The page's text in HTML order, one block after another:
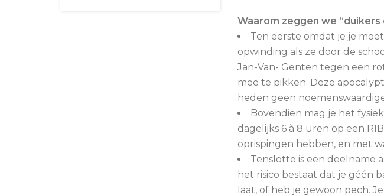
Waarom zeggen we “duikers
Ten eerste omdat je je
opwinding als ze door de
Jan-Van- Genten tegen een
mee te pikken. Deze
heden geen
Bovendien mag je het
dagelijks 6 à 8 uren op een
oprispingen hebben, en met
Tenslotte is een deelname
het risico bestaat dat je géén
laat, of heb je gewoon pech.